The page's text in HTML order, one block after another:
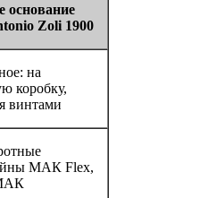
основание
Zoli 1900
на
коробку,
винтами
МАК Flex,